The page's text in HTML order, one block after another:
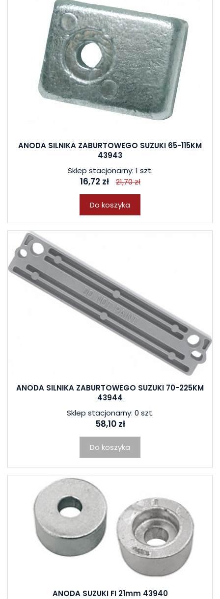
ANODA SILNIKA ZABURTOWEGO SUZUKI 65-115KM
43943
Sklep stacjonarny: 1 szt.
16,72 zł 21,70 zł
Do koszyka
ANODA SILNIKA ZABURTOWEGO SUZUKI 70-225KM
43944
Sklep stacjonarny: 0 szt.
58,10 zł
Do koszyka
ANODA SUZUKI FI 21mm 43940